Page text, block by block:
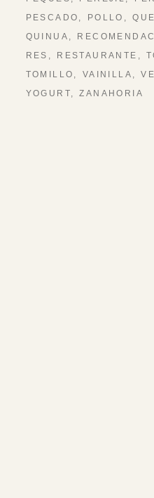
PESCADO
POLLO
QUINUA
RES
RESTAURANTE
TOMILLO
VAINILLA
YOGURT
ZANAHORIA